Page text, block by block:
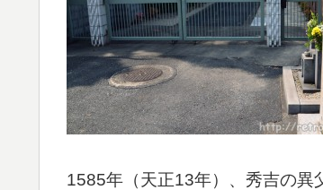
1585年（天正13年）、秀吉の異